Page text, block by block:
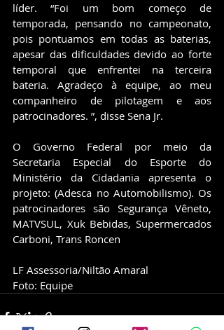
líder. “Foi um bom começo de
temporada, pensando no campeonato,
pois pontuamos em todas as baterias,
apesar das dificuldades devido ao forte
temporal que enfrentei na terceira
bateria. Agradeço à equipe, ao meu
companheiro de pilotagem e aos
patrocinadores. ”, disse Sena Jr.
O Governo Federal por meio da
Secretaria Especial do Esporte do
Ministério da Cidadania apresenta o
projeto: (Adesca no Automobilismo). Os
patrocinadores são Segurança Vêneto,
MATVSUL, Xuk Bebidas, Supermercados
Carboni, Trans Roncen
LF Assessoria/Niltão Amaral
Foto: Equipe